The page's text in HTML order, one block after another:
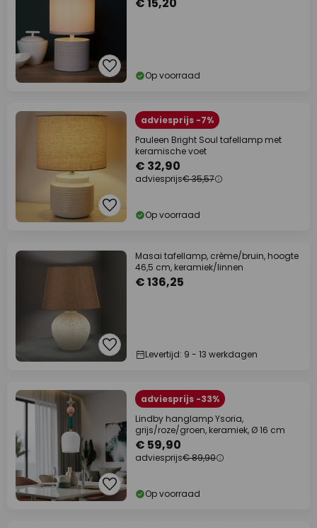
Op voorraad
adviesprijs -7%
Pauleen Bright Soul tafellamp met
keramische voet
€ 32,90
adviesprijs€ 35,57
Op voorraad
Masai tafellamp, crème/bruin, hoogte
46,5 cm, keramiek/linnen
€ 136,25
Levertijd: 9 - 13 werkdagen
adviesprijs -33%
Lindby hanglamp Ysoria,
grijs/roze/groen, keramiek, Ø 16 cm
€ 59,90
adviesprijs€ 89,90
Op voorraad